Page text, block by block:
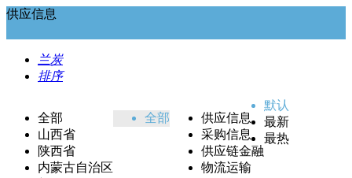
供应信息
兰炭
排序
全部
山西省
陕西省
内蒙古自治区
全部
供应信息
采购信息
供应链金融
物流运输
默认
最新
最热